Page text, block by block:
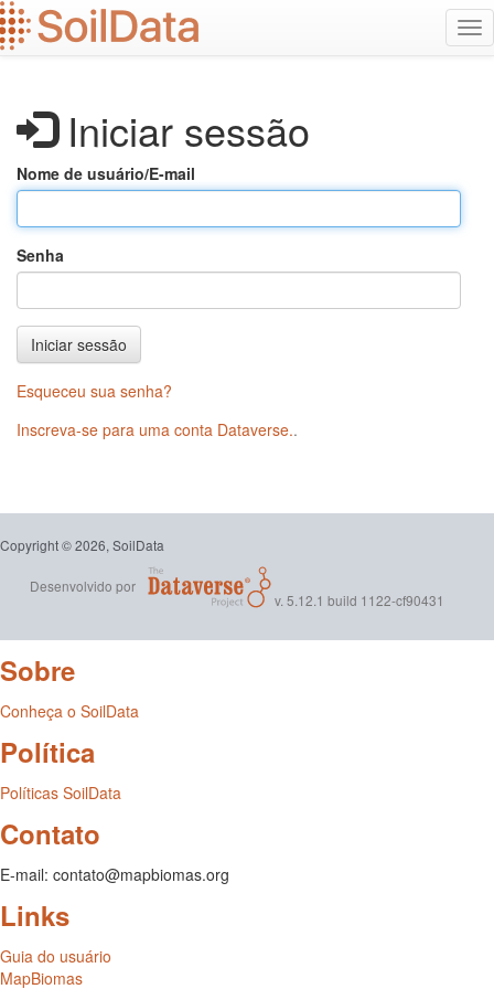
Ir
para
o
Iniciar sessão
Nome de usuário/E-mail
Senha
Iniciar sessão
Esqueceu sua senha?
Inscreva-se para uma conta Dataverse..
Copyright © 2026, SoilData
Desenvolvido por
v. 5.12.1 build 1122-cf90431
Sobre
Conheça o SoilData
Política
Políticas SoilData
Contato
E-mail: contato@mapbiomas.org
Links
Guia do usuário
MapBiomas